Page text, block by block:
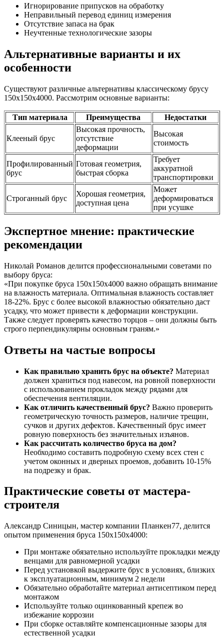
Игнорирование припусков на обработку
Неправильный перевод единиц измерения
Отсутствие запаса на брак
Неучтенные технологические зазоры
Альтернативные варианты и их
особенности
Существуют различные альтернативы классическому брусу
150х150х4000. Рассмотрим основные варианты:
Тип материала Преимущества Недостатки
Клееный брус
Высокая прочность,
отсутствие
деформации
Высокая
стоимость
Профилированный
брус
Готовая геометрия,
быстрая сборка
Требует
аккуратной
транспортировки
Строганный брус
Хорошая геометрия,
доступная цена
Может
деформироваться
при усушке
Экспертное мнение: практические
рекомендации
Николай Романов делится профессиональными советами по
выбору бруса:
«При покупке бруса 150х150х4000 важно обращать внимание
на влажность материала. Оптимальная влажность составляет
18-22%. Брус с более высокой влажностью обязательно даст
усадку, что может привести к деформации конструкции.
Также следует проверять качество торцов – они должны быть
строго перпендикулярны основным граням.»
Ответы на частые вопросы
Как правильно хранить брус на объекте? Материал
должен храниться под навесом, на ровной поверхности
с использованием прокладок между рядами для
обеспечения вентиляции.
Как отличить качественный брус? Важно проверить
геометрическую точность размеров, наличие трещин,
сучков и других дефектов. Качественный брус имеет
ровную поверхность без значительных изъянов.
Как рассчитать количество бруса на дом?
Необходимо составить подробную схему всех стен с
учетом оконных и дверных проемов, добавить 10-15%
на подрезку и брак.
Практические советы от мастера-
строителя
Александр Синицын, мастер компании Планкен77, делится
опытом применения бруса 150х150х4000:
При монтаже обязательно используйте прокладки между
венцами для равномерной усадки
Перед установкой выдержите брус в условиях, близких
к эксплуатационным, минимум 2 недели
Обязательно обработайте материал антисептиком перед
монтажом
Используйте только оцинкованный крепеж во
избежание коррозии
При сборке оставляйте компенсационные зазоры для
естественной усадки